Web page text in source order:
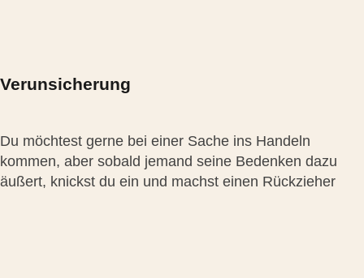
Verunsicherung
Du möchtest gerne bei einer Sache ins Handeln
kommen, aber sobald jemand seine Bedenken dazu
äußert, knickst du ein und machst einen Rückzieher